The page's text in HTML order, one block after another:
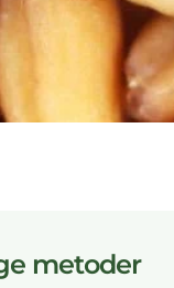
metoder